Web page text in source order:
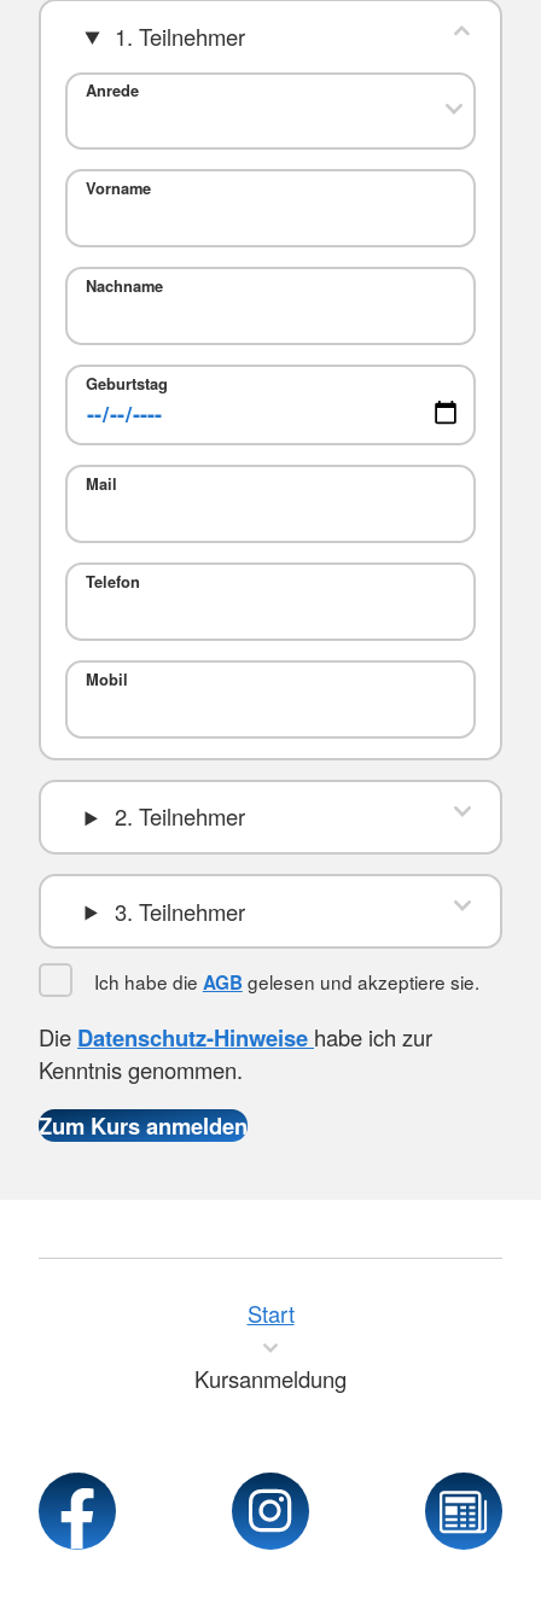
1. Teilnehmer
Anrede
Vorname
Nachname
Geburtstag
Mail
Telefon
Mobil
2. Teilnehmer
3. Teilnehmer
Ich habe die AGB gelesen und akzeptiere sie.
Die Datenschutz-Hinweise habe ich zur
Kenntnis genommen.
Start
Kursanmeldung